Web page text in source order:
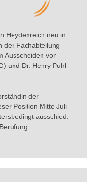
Heydenreich neu in
der Fachabteilung
Ausscheiden von
und Dr. Henry Puhl
der
Position Mitte Juli
ausschied.
...